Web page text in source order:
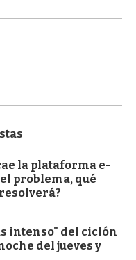
la plataforma e-
problema, qué
intenso" del ciclón
del jueves y